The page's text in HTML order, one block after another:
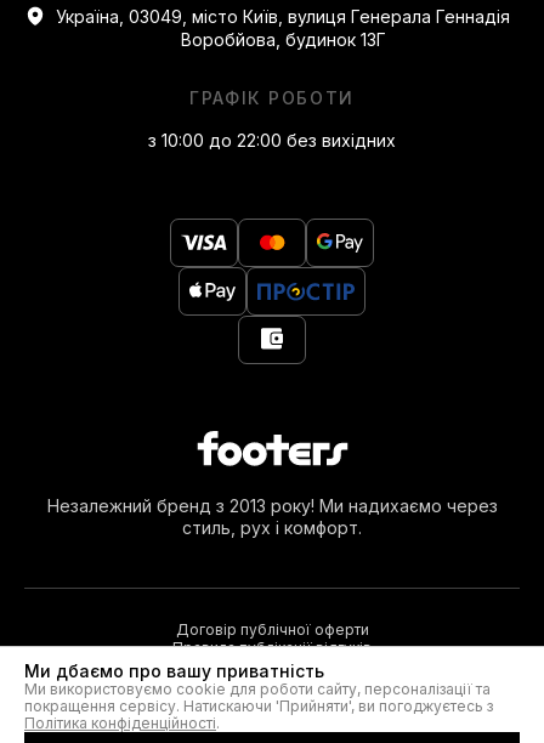
Незалежний бренд з 2013 року! Ми надихаємо через
стиль, рух і комфорт.
Україна, 03049, місто Київ, вулиця Генерала Геннадія
Воробйова, будинок 13Г
ГРАФІК РОБОТИ
з 10:00 до 22:00 без вихідних
© 2026. Footers®
Договір публічної оферти
Правила публікації відгуків
Ми дбаємо про вашу приватність
Ми використовуємо cookie для роботи сайту, персоналізації та
покращення сервісу. Натискаючи 'Прийняти', ви погоджуєтесь з
Політика конфіденційності.